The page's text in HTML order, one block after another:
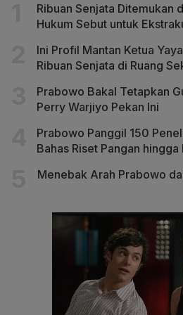
Ribuan Senjata Ditemukan
Hukum Sebut untuk
Ini Profil Mantan Ketua
Ribuan Senjata di Ruang
Prabowo Bakal Tetapkan
Perry Warjiyo Pekan Ini
Prabowo Panggil 150
Bahas Riset Pangan hingga
Menebak Arah Prabowo